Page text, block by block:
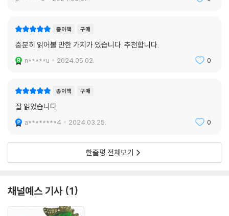
비 지출의 약 3분의 1을 차지한 65세 이상 인구의 의료비 지출이 GDP의
6% 수준에서 2030년이 되면 9%로 늘어날 것으로 보인다.
--- p.243
년대에는 이런 태도가 프랑스, 영국 같은 나라에서 인구 감소에 대한 공포
를 불러일으켰다. 인구 감소 탓에 향후 경제뿐만 아니라 군사 경쟁에서도
입장이 불리해질 수 있다고 우려했기 때문이다.
인구 증가는 경제 성장을 견인하는 주된 원인이기 때문에 인구 성장세가
히 두드러질 것이다.
--- p.334
제2차 세계대전 이후 전 세계에서 현대화와 도시화가 확산되자 출산율이
되자 3.71명으로 떨어졌고 2018년에는 2.41명으로 급락했다. 합계출산
율(total fertility rate)이란 〈여성 한 명이 평생 낳을 것으로 기대되는 출
한 수준을 뜻하는 대체출산율(replacement fertility rate)은 여성 한
산율은 1910년에는 3.6명, 1920년에는 3.2명, 1930년에는 2.0명 미만
으로 떨어졌고, 일본에서는 45년 동안 합계출산율이 대체출산율을 밑돌
낮으면 인구는 감소한다. 합계출산율 감소는 인구 감소로 이어지는 매우
중요한 과정이다.
〈1960년〉에 합계출산율이 대체출산율 2.1명을 밑돈 나라는 2개의 구소련
국가를 포함한 5개국뿐이었다. 하지만 2018년에는 전 세계 국가의 거의
절반이 대체출산율보다 낮은 합계출산율을 기록했다. 〈2008년〉에 대체출
종이책 구매
충분히 읽어볼 만한 가치가 있습니다. 추천합니다.
n*****u 2024.05.02. 0
종이책 구매
잘 읽었습니다
a********4 2024.03.25. 0
한줄평 전체보기
채널예스 기사 1